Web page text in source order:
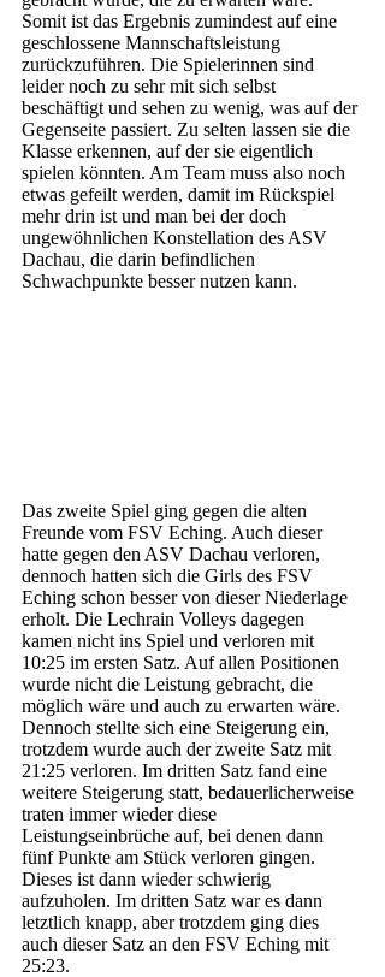
Somit ist das Ergebnis zumindest auf eine
geschlossene Mannschaftsleistung
zurückzuführen. Die Spielerinnen sind
leider noch zu sehr mit sich selbst
beschäftigt und sehen zu wenig, was auf der
Gegenseite passiert. Zu selten lassen sie die
Klasse erkennen, auf der sie eigentlich
spielen könnten. Am Team muss also noch
etwas gefeilt werden, damit im Rückspiel
mehr drin ist und man bei der doch
ungewöhnlichen Konstellation des ASV
Dachau, die darin befindlichen
Schwachpunkte besser nutzen kann.
Das zweite Spiel ging gegen die alten
Freunde vom FSV Eching. Auch dieser
hatte gegen den ASV Dachau verloren,
dennoch hatten sich die Girls des FSV
Eching schon besser von dieser Niederlage
erholt. Die Lechrain Volleys dagegen
kamen nicht ins Spiel und verloren mit
10:25 im ersten Satz. Auf allen Positionen
wurde nicht die Leistung gebracht, die
möglich wäre und auch zu erwarten wäre.
Dennoch stellte sich eine Steigerung ein,
trotzdem wurde auch der zweite Satz mit
21:25 verloren. Im dritten Satz fand eine
weitere Steigerung statt, bedauerlicherweise
traten immer wieder diese
Leistungseinbrüche auf, bei denen dann
fünf Punkte am Stück verloren gingen.
Dieses ist dann wieder schwierig
aufzuholen. Im dritten Satz war es dann
letztlich knapp, aber trotzdem ging dies
auch dieser Satz an den FSV Eching mit
25:23.